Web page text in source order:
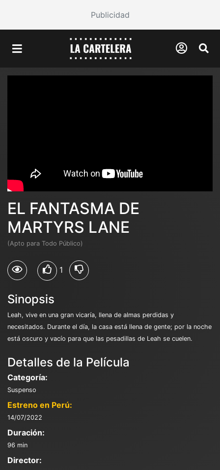
Publicidad
EL FANTASMA DE
MARTYRS LANE
(Apto para Todo Público)
1
Sinopsis
Leah, vive en una gran vicaría, llena de almas perdidas y
necesitados. Durante el día, la casa está llena de gente; por la noche
está oscuro y vacío para que las pesadillas de Leah se cuelen.
Detalles de la Película
Categoría:
Suspenso
Estreno en Perú:
14/07/2022
Duración:
96 min
Director: